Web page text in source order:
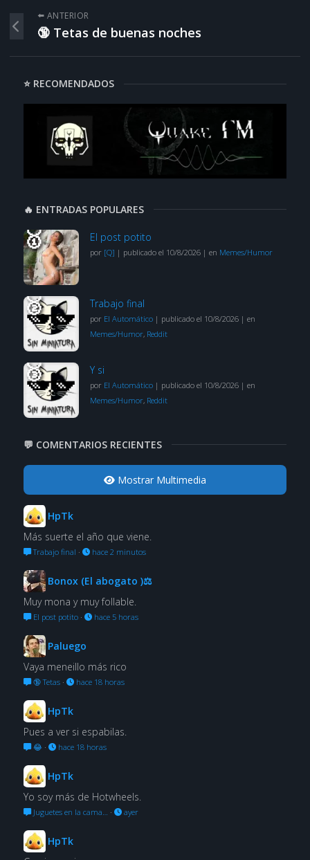
⬅️ ANTERIOR
🔞 Tetas de buenas noches
⭐ RECOMENDADOS
🔥 ENTRADAS POPULARES
El post potito
por [Q] | publicado el 10/8/2026| en Memes/Humor
Trabajo final
por El Automático| publicado el 10/8/2026| en
Memes/Humor, Reddit
Y si
por El Automático| publicado el 10/8/2026| en
Memes/Humor, Reddit
💬 COMENTARIOS RECIENTES
Mostrar Multimedia
HpTk
Más suerte el año que viene.
Trabajo final · hace 2 minutos
Bonox (El abogato )⚖
Muy mona y muy follable.
El post potito· hace 5 horas
Paluego
Vaya meneillo más rico
🔞 Tetas· hace 18 horas
HpTk
Pues a ver si espabilas.
😂· hace 18 horas
HpTk
Yo soy más de Hotwheels.
Juguetes en la cama… · ayer
HpTk